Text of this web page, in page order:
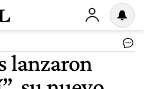
lanzaron